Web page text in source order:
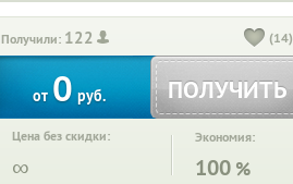
Получили: 122 (14)
от0 руб. ПОЛУЧИТЬ
Цена без скидки:
∞
Экономия:
100 %